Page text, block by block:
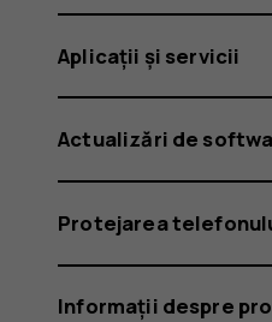
Aplicații și servicii
Actualizări de
Protejarea
Informații despre